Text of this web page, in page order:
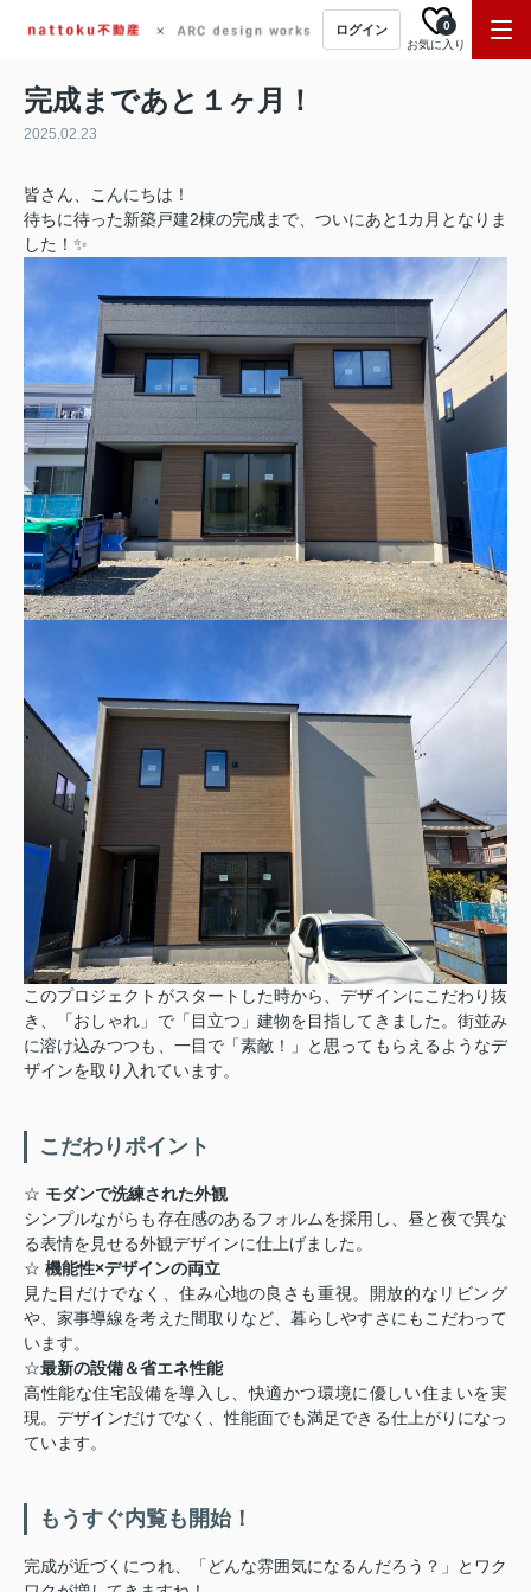
ログイン
お気に入り
0
完成まであと１ヶ月！
2025.02.23
皆さん、こんにちは！
待ちに待った新築戸建2棟の完成まで、ついにあと1カ月となりま
した！✨
このプロジェクトがスタートした時から、デザインにこだわり抜
き、「おしゃれ」で「目立つ」建物を目指してきました。街並み
に溶け込みつつも、一目で「素敵！」と思ってもらえるようなデ
ザインを取り入れています。
こだわりポイント
☆ モダンで洗練された外観
シンプルながらも存在感のあるフォルムを採用し、昼と夜で異な
る表情を見せる外観デザインに仕上げました。
☆ 機能性×デザインの両立
見た目だけでなく、住み心地の良さも重視。開放的なリビング
や、家事導線を考えた間取りなど、暮らしやすさにもこだわって
います。
☆最新の設備＆省エネ性能
高性能な住宅設備を導入し、快適かつ環境に優しい住まいを実
現。デザインだけでなく、性能面でも満足できる仕上がりになっ
ています。
もうすぐ内覧も開始！
完成が近づくにつれ、「どんな雰囲気になるんだろう？」とワク